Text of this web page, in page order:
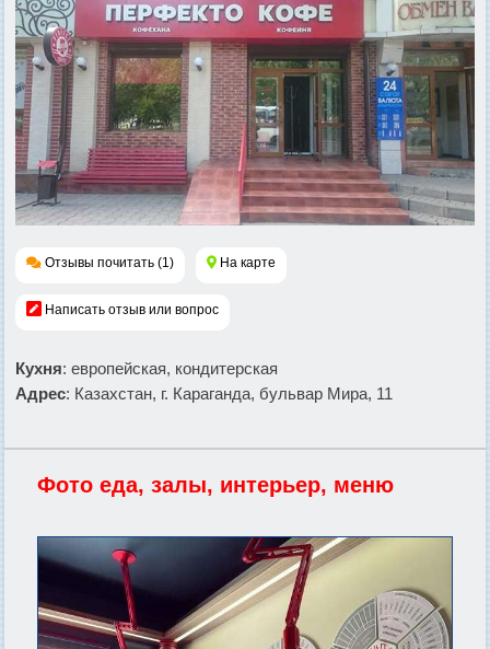
Отзывы почитать (1) На карте
Написать отзыв или вопрос
Кухня: европейская, кондитерская
Адрес: Казахстан, г. Караганда, бульвар Мира, 11
Фото еда, залы, интерьер, меню